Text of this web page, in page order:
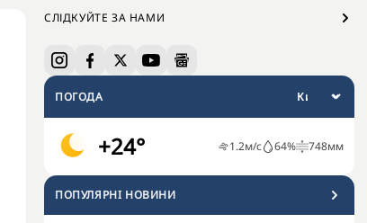
СЛІДКУЙТЕ ЗА НАМИ
ПОГОДА
+24° 1.2м/с 64% 748мм
ПОПУЛЯРНI НОВИНИ